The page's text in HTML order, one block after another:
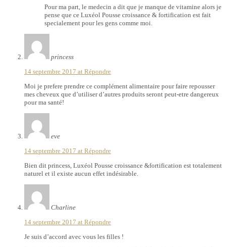
Pour ma part, le medecin a dit que je manque de vitamine alors je
pense que ce Luxéol Pousse croissance & fortification est fait
specialement pour les gens comme moi.
princess
14 septembre 2017 at Répondre
Moi je prefere prendre ce complément alimentaire pour faire repousser
mes cheveux que d’utiliser d’autres produits seront peut-etre dangereux
pour ma santé!
eve
14 septembre 2017 at Répondre
Bien dit princess, Luxéol Pousse croissance &fortification est totalement
naturel et il existe aucun effet indésirable.
Charline
14 septembre 2017 at Répondre
Je suis d’accord avec vous les filles !